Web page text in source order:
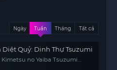
Ngày Tuần Tháng Tất cả
Diệt Quỷ: Dinh Thự Tsuzumi
Kimetsu no Yaiba Tsuzumi